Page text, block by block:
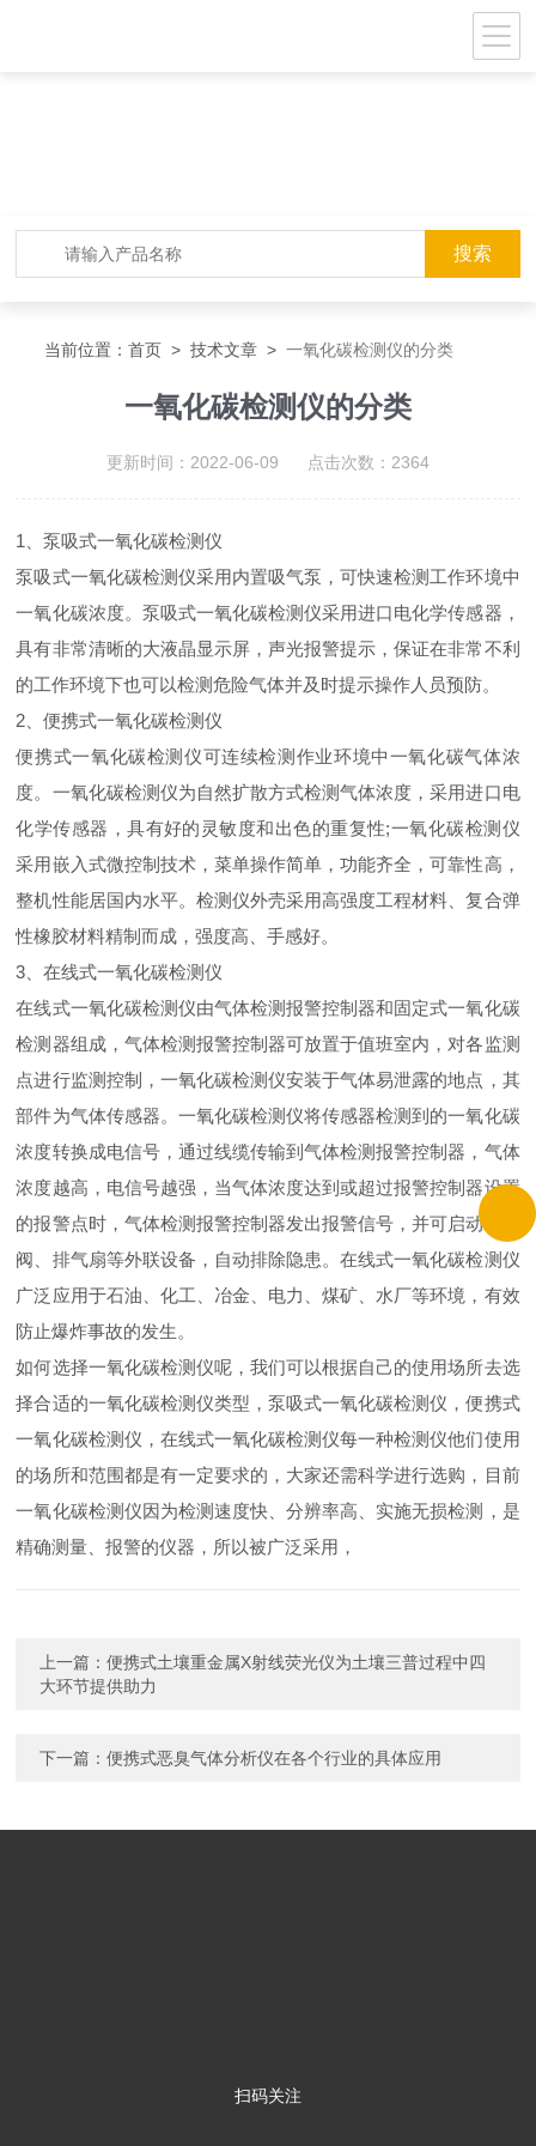
当前位置：首页 >技术文章 >一氧化碳检测仪的分类
一氧化碳检测仪的分类
更新时间：2022-06-09 点击次数：2364
1、泵吸式一氧化碳检测仪
泵吸式一氧化碳检测仪采用内置吸气泵，可快速检测工作环境中
一氧化碳浓度。泵吸式一氧化碳检测仪采用进口电化学传感器，
具有非常清晰的大液晶显示屏，声光报警提示，保证在非常不利
的工作环境下也可以检测危险气体并及时提示操作人员预防。
2、便携式一氧化碳检测仪
便携式一氧化碳检测仪可连续检测作业环境中一氧化碳气体浓
度。一氧化碳检测仪为自然扩散方式检测气体浓度，采用进口电
化学传感器，具有好的灵敏度和出色的重复性;一氧化碳检测仪
采用嵌入式微控制技术，菜单操作简单，功能齐全，可靠性高，
整机性能居国内水平。检测仪外壳采用高强度工程材料、复合弹
性橡胶材料精制而成，强度高、手感好。
3、在线式一氧化碳检测仪
在线式一氧化碳检测仪由气体检测报警控制器和固定式一氧化碳
检测器组成，气体检测报警控制器可放置于值班室内，对各监测
点进行监测控制，一氧化碳检测仪安装于气体易泄露的地点，其
部件为气体传感器。一氧化碳检测仪将传感器检测到的一氧化碳
浓度转换成电信号，通过线缆传输到气体检测报警控制器，气体
浓度越高，电信号越强，当气体浓度达到或超过报警控制器设置
的报警点时，气体检测报警控制器发出报警信号，并可启动电磁
阀、排气扇等外联设备，自动排除隐患。在线式一氧化碳检测仪
广泛应用于石油、化工、冶金、电力、煤矿、水厂等环境，有效
防止爆炸事故的发生。
如何选择一氧化碳检测仪呢，我们可以根据自己的使用场所去选
择合适的一氧化碳检测仪类型，泵吸式一氧化碳检测仪，便携式
一氧化碳检测仪，在线式一氧化碳检测仪每一种检测仪他们使用
的场所和范围都是有一定要求的，大家还需科学进行选购，目前
一氧化碳检测仪因为检测速度快、分辨率高、实施无损检测，是
精确测量、报警的仪器，所以被广泛采用，
上一篇：便携式土壤重金属X射线荧光仪为土壤三普过程中四
大环节提供助力
下一篇：便携式恶臭气体分析仪在各个行业的具体应用
扫码关注